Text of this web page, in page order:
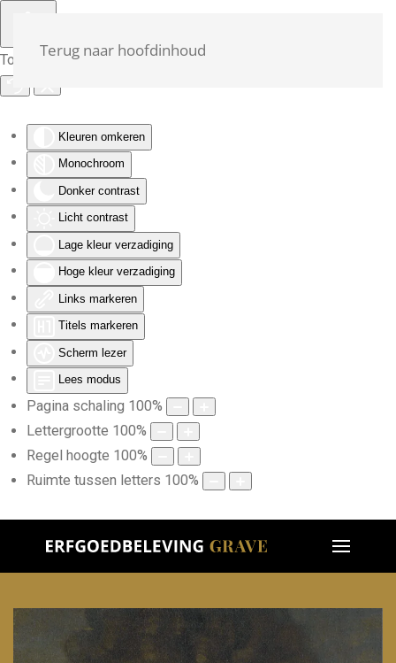
Toegankelijkheid
Kleuren omkeren
Monochroom
Donker contrast
Licht contrast
Lage kleur verzadiging
Hoge kleur verzadiging
Links markeren
Titels markeren
Scherm lezer
Lees modus
Pagina schaling 100%
Lettergrootte 100%
Regel hoogte 100%
Ruimte tussen letters 100%
Terug naar hoofdinhoud